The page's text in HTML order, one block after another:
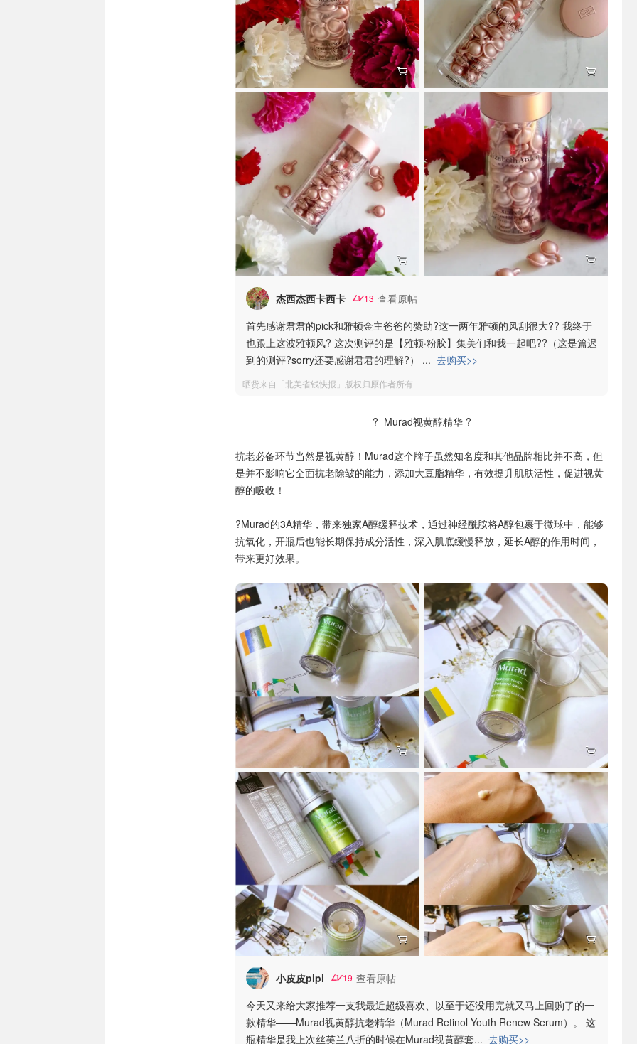
杰西杰西卡西卡 13 查看原帖
首先感谢君君的pick和雅顿金主爸爸的赞助?这一两年雅顿的风刮很大?? 我终于
也跟上这波雅顿风? 这次测评的是【雅顿·粉胶】集美们和我一起吧??（这是篇迟
到的测评?sorry还要感谢君君的理解?） ... 去购买>>
晒货来自「北美省钱快报」版权归原作者所有
? Murad视黄醇精华 ?
抗老必备环节当然是视黄醇！Murad这个牌子虽然知名度和其他品牌相比并不高，但
是并不影响它全面抗老除皱的能力，添加大豆脂精华，有效提升肌肤活性，促进视黄
醇的吸收！
?Murad的3A精华，带来独家A醇缓释技术，通过神经酰胺将A醇包裹于微球中，能够
抗氧化，开瓶后也能长期保持成分活性，深入肌底缓慢释放，延长A醇的作用时间，
带来更好效果。
小皮皮pipi 19 查看原帖
今天又来给大家推荐一支我最近超级喜欢、以至于还没用完就又马上回购了的一
款精华——Murad视黄醇抗老精华（Murad Retinol Youth Renew Serum）。 这
瓶精华是我上次丝芙兰八折的时候在Murad视黄醇套... 去购买>>